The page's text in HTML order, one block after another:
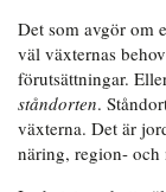
Det som avgör om
väl växternas
förutsättningar.
ståndorten.
växterna. Det är
näring, region-